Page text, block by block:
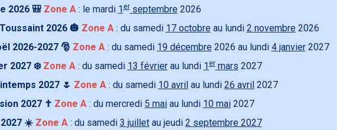
2026 🎒 Zone A: le mardi 1erseptembre 2026
2026 🎃 Zone A: du samedi 17 octobre au lundi 2 novembre 2026
2026-2027 🎅 Zone A: du samedi 19 décembre 2026 au lundi 4 janvier2027
2027 ❄️ Zone A: du samedi 13 févrierau lundi 1ermars 2027
2027 🌷 Zone A: du samedi 10 avril au lundi 26 avril 2027
2027 ✝️ Zone A: du mercredi 5 maiau lundi 10 mai2027
2027 ☀️ Zone A: du samedi 3 juilletau jeudi 2 septembre 2027